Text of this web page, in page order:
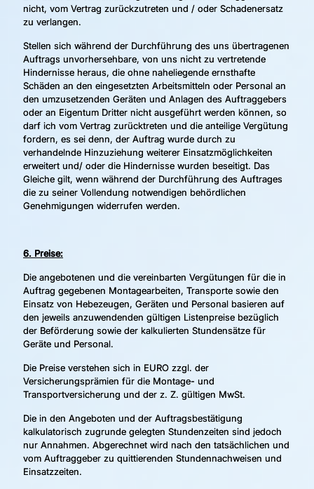
nicht, vom Vertrag zurückzutreten und / oder Schadenersatz
zu verlangen.
Stellen sich während der Durchführung des uns übertragenen
Auftrags unvorhersehbare, von uns nicht zu vertretende
Hindernisse heraus, die ohne naheliegende ernsthafte
Schäden an den eingesetzten Arbeitsmitteln oder Personal an
den umzusetzenden Geräten und Anlagen des Auftraggebers
oder an Eigentum Dritter nicht ausgeführt werden können, so
darf ich vom Vertrag zurücktreten und die anteilige Vergütung
fordern, es sei denn, der Auftrag wurde durch zu
verhandelnde Hinzuziehung weiterer Einsatzmöglichkeiten
erweitert und/ oder die Hindernisse wurden beseitigt. Das
Gleiche gilt, wenn während der Durchführung des Auftrages
die zu seiner Vollendung notwendigen behördlichen
Genehmigungen widerrufen werden.
6. Preise:
Die angebotenen und die vereinbarten Vergütungen für die in
Auftrag gegebenen Montagearbeiten, Transporte sowie den
Einsatz von Hebezeugen, Geräten und Personal basieren auf
den jeweils anzuwendenden gültigen Listenpreise bezüglich
der Beförderung sowie der kalkulierten Stundensätze für
Geräte und Personal.
Die Preise verstehen sich in EURO zzgl. der
Versicherungsprämien für die Montage- und
Transportversicherung und der z. Z. gültigen MwSt.
Die in den Angeboten und der Auftragsbestätigung
kalkulatorisch zugrunde gelegten Stundenzeiten sind jedoch
nur Annahmen. Abgerechnet wird nach den tatsächlichen und
vom Auftraggeber zu quittierenden Stundennachweisen und
Einsatzzeiten.